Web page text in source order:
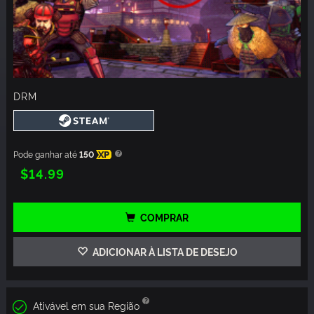
DRM
Pode ganhar até150 XP
$14.99
COMPRAR
ADICIONAR À LISTA DE DESEJO
Ativável em sua Região